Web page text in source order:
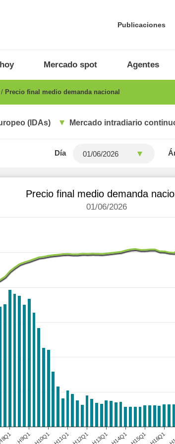
Publicaciones
Mercado spot Agentes
Precio final medio demanda nacional
(IDAs) Mercado intradiario
Día
Precio final medio demanda
01/06/2026
H9Q1 H10Q1 H11Q1 H12Q1 H13Q1 H14Q1 H15Q1 H16Q1